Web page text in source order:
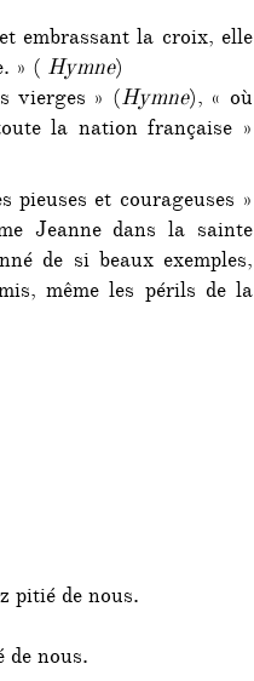
embrassant la croix, elle
» ( Hymne)
vierges » (Hymne), « où
la nation française »
et courageuses »
Jeanne dans la sainte
de si beaux exemples,
même les périls de la
pitié de nous.
nous.